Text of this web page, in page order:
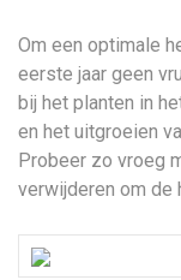
Om een optimale
eerste jaar geen
bij het planten in
en het uitgroeien
Probeer zo vroeg
verwijderen om de